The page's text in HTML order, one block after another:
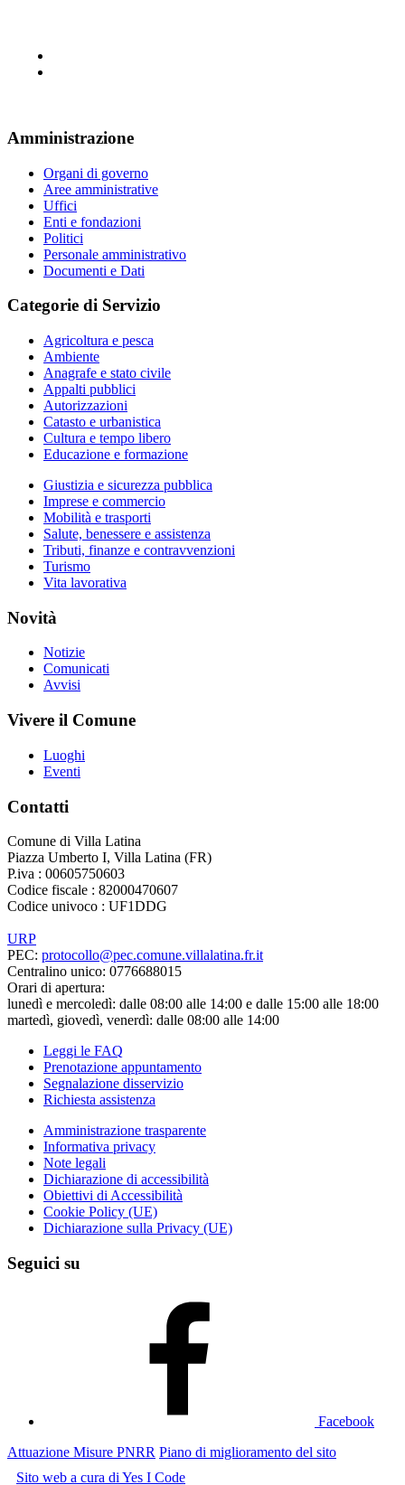
Amministrazione
Organi di governo
Aree amministrative
Uffici
Enti e fondazioni
Politici
Personale amministrativo
Documenti e Dati
Categorie di Servizio
Agricoltura e pesca
Ambiente
Anagrafe e stato civile
Appalti pubblici
Autorizzazioni
Catasto e urbanistica
Cultura e tempo libero
Educazione e formazione
Giustizia e sicurezza pubblica
Imprese e commercio
Mobilità e trasporti
Salute, benessere e assistenza
Tributi, finanze e contravvenzioni
Turismo
Vita lavorativa
Novità
Notizie
Comunicati
Avvisi
Vivere il Comune
Luoghi
Eventi
Contatti
Comune di Villa Latina
Piazza Umberto I, Villa Latina (FR)
P.iva : 00605750603
Codice fiscale : 82000470607
Codice univoco : UF1DDG
URP
PEC: protocollo@pec.comune.villalatina.fr.it
Centralino unico: 0776688015
Orari di apertura:
lunedì e mercoledì: dalle 08:00 alle 14:00 e dalle 15:00 alle 18:00
martedì, giovedì, venerdì: dalle 08:00 alle 14:00
Leggi le FAQ
Prenotazione appuntamento
Segnalazione disservizio
Richiesta assistenza
Amministrazione trasparente
Informativa privacy
Note legali
Dichiarazione di accessibilità
Obiettivi di Accessibilità
Cookie Policy (UE)
Dichiarazione sulla Privacy (UE)
Seguici su
Facebook
Attuazione Misure PNRR Piano di miglioramento del sito
Sito web a cura di Yes I Code